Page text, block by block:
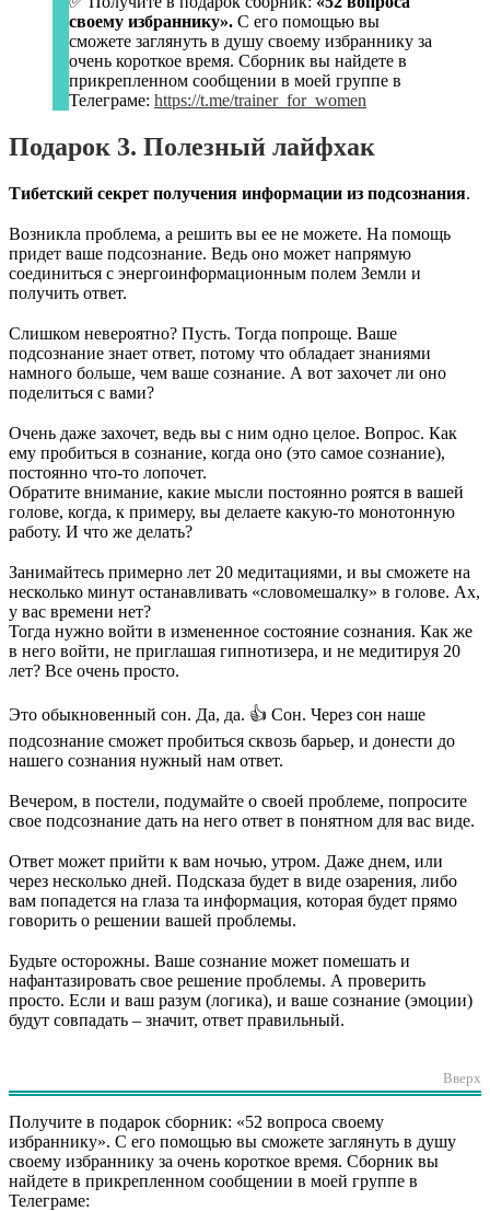
своему избраннику». С его помощью вы
сможете заглянуть в душу своему избраннику за
очень короткое время. Сборник вы найдете в
прикрепленном сообщении в моей группе в
Телеграме: https://t.me/trainer_for_women
Подарок 3. Полезный лайфхак
Тибетский секрет получения информации из подсознания.
Возникла проблема, а решить вы ее не можете. На помощь
придет ваше подсознание. Ведь оно может напрямую
соединиться с энергоинформационным полем Земли и
получить ответ.
Слишком невероятно? Пусть. Тогда попроще. Ваше
подсознание знает ответ, потому что обладает знаниями
намного больше, чем ваше сознание. А вот захочет ли оно
поделиться с вами?
Очень даже захочет, ведь вы с ним одно целое. Вопрос. Как
ему пробиться в сознание, когда оно (это самое сознание),
постоянно что-то лопочет.
Обратите внимание, какие мысли постоянно роятся в вашей
голове, когда, к примеру, вы делаете какую-то монотонную
работу. И что же делать?
Занимайтесь примерно лет 20 медитациями, и вы сможете на
несколько минут останавливать «словомешалку» в голове. Ах,
у вас времени нет?
Тогда нужно войти в измененное состояние сознания. Как же
в него войти, не приглашая гипнотизера, и не медитируя 20
лет? Все очень просто.
Это обыкновенный сон. Да, да. 👍 Сон. Через сон наше
подсознание сможет пробиться сквозь барьер, и донести до
нашего сознания нужный нам ответ.
Вечером, в постели, подумайте о своей проблеме, попросите
свое подсознание дать на него ответ в понятном для вас виде.
Ответ может прийти к вам ночью, утром. Даже днем, или
через несколько дней. Подсказа будет в виде озарения, либо
вам попадется на глаза та информация, которая будет прямо
говорить о решении вашей проблемы.
Будьте осторожны. Ваше сознание может помешать и
нафантазировать свое решение проблемы. А проверить
просто. Если и ваш разум (логика), и ваше сознание (эмоции)
будут совпадать – значит, ответ правильный.
Вверх
Получите в подарок сборник: «52 вопроса своему
избраннику». С его помощью вы сможете заглянуть в душу
своему избраннику за очень короткое время. Сборник вы
найдете в прикрепленном сообщении в моей группе в
Телеграме: